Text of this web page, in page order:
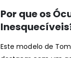
Por que os
Este modelo de